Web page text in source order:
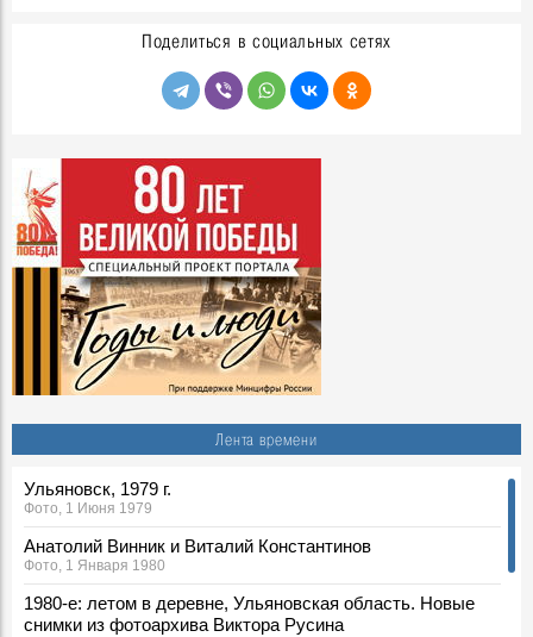
Лента времени
Ульяновск, 1979 г.
Фото, 1 Июня 1979
Анатолий Винник и Виталий Константинов
Фото, 1 Января 1980
1980-е: летом в деревне, Ульяновская область. Новые
снимки из фотоархива Виктора Русина
Поделиться в социальных сетях